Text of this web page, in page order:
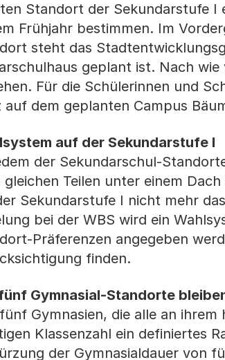
Standort der Sekundarstufe I
Frühjahr bestimmen. Im
steht das
geplant ist. Nach
Für die Schülerinnen und
auf dem geplanten Campus
auf der Sekundarstufe I
der Sekundarschul-
gleichen Teilen unter einem
Sekundarstufe I nicht mehr
bei der WBS wird ein
Präferenzen angegeben
finden.
Gymnasial-Standorte
Gymnasien, die alle an
Klassenzahl ein definiertes
der Gymnasialdauer von